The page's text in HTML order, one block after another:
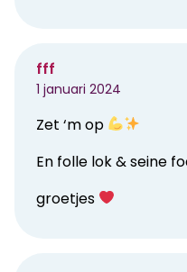
fff
1 januari 2024
Zet ‘m op
En folle lok & seine
groetjes